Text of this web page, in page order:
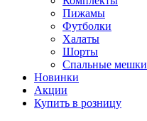
Пижамы
Футболки
Халаты
Шорты
Спальные мешки
Новинки
Акции
Купить в розницу